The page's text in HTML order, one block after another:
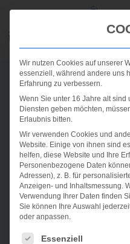
Wir nutzen Cookies auf unserer
essenziell, während andere uns
Erfahrung zu verbessern.
Wenn Sie unter 16 Jahre alt
Diensten geben möchten,
Erlaubnis bitten.
Wir verwenden Cookies und
Website. Einige von ihnen sind
helfen, diese Website und Ihre
Personenbezogene Daten
Adressen), z. B. für
Anzeigen- und Inhaltsmessung.
Verwendung Ihrer Daten finden
Sie können Ihre Auswahl
oder anpassen.
Es folgt eine Liste
Essenziell